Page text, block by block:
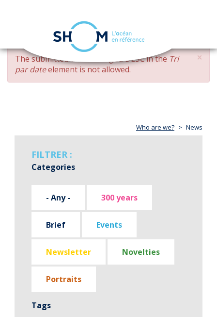
Skip
main
content
navigation
×
ERROR
MESSAGE
The submitted value changed DESCin the Tri
par dateelement is not allowed.
Who are we? News
FILTRER :
Categories
- Any - 300 years
Brief Events
Newsletter Novelties
Portraits
Tags